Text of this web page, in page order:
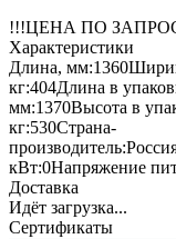
!!!ЦЕНА ПО
Характеристики
Длина, мм:1360
кг:404Длина в
мм:1370Высота в
кг:530Страна-
производитель:
кВт:0Напряжение
Доставка
Идёт загрузка...
Сертификаты